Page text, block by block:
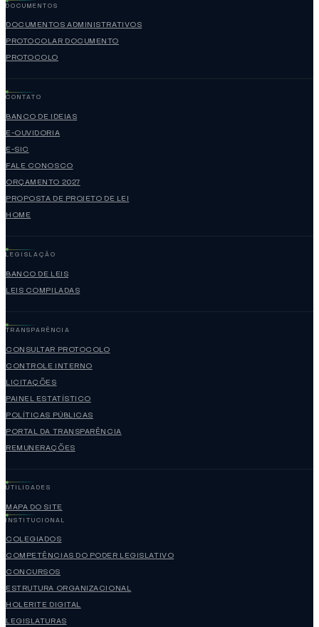
DOCUMENTOS
DOCUMENTOS ADMINISTRATIVOS
PROTOCOLAR DOCUMENTO
PROTOCOLO
CONTATO
BANCO DE IDEIAS
E-OUVIDORIA
E-SIC
FALE CONOSCO
ORÇAMENTO 2027
PROPOSTA DE PROJETO DE LEI
HOME
LEGISLAÇÃO
BANCO DE LEIS
LEIS COMPILADAS
TRANSPARÊNCIA
CONSULTAR PROTOCOLO
CONTROLE INTERNO
LICITAÇÕES
PAINEL ESTATÍSTICO
POLÍTICAS PÚBLICAS
PORTAL DA TRANSPARÊNCIA
REMUNERAÇÕES
UTILIDADES
MAPA DO SITE
INSTITUCIONAL
COLEGIADOS
COMPETÊNCIAS DO PODER LEGISLATIVO
CONCURSOS
ESTRUTURA ORGANIZACIONAL
HOLERITE DIGITAL
LEGISLATURAS